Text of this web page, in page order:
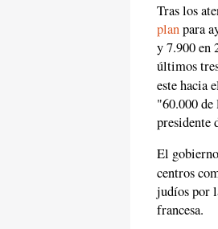
Tras los
planpara
y 7.900 en
últimos
este hacia
"60.000 de
presidente
El
centros
judíos por
francesa.